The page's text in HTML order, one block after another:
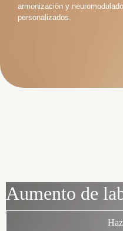
armonización y
personalizados.
Aumento de